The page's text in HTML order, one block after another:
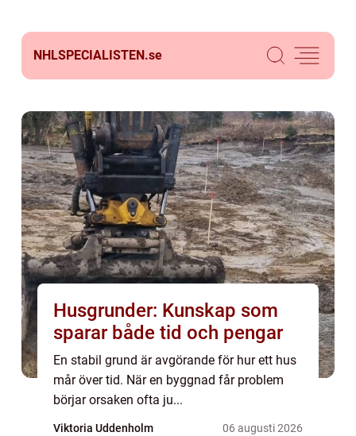
NHLSPECIALISTEN.se
Husgrunder: Kunskap som
sparar både tid och pengar
En stabil grund är avgörande för hur ett hus
mår över tid. När en byggnad får problem
börjar orsaken ofta ju...
Viktoria Uddenholm 06 augusti 2026